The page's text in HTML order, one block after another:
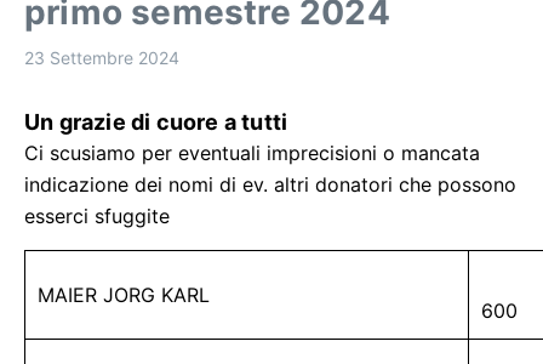
primo semestre 2024
23 Settembre 2024
Un grazie di cuore a tutti
Ci scusiamo per eventuali imprecisioni o mancata
indicazione dei nomi di ev. altri donatori che possono
esserci sfuggite
MAIER JORG KARL
600